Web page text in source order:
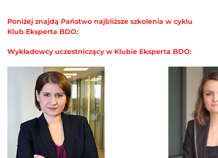
Poniżej znajdą Państwo najbliższe szkolenia w cyklu
Klub Eksperta BDO:
Wykładowcy uczestniczący w Klubie Eksperta BDO: